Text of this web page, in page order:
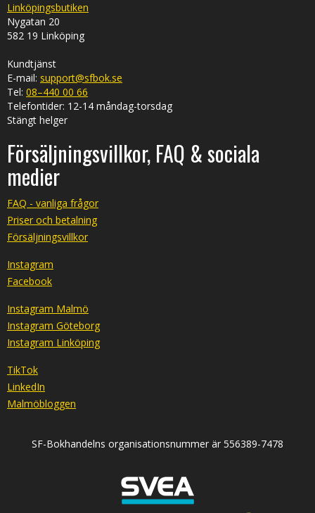
Linköpingsbutiken
Nygatan 20
582 19 Linköping
Kundtjänst
E-mail: support@sfbok.se
Tel: 08–440 00 66
Telefontider: 12-14 måndag-torsdag
Stängt helger
Försäljningsvillkor, FAQ & sociala
medier
FAQ - vanliga frågor
Priser och betalning
Försäljningsvillkor
Instagram
Facebook
Instagram Malmö
Instagram Göteborg
Instagram Linköping
TikTok
LinkedIn
Malmöbloggen
SF-Bokhandelns organisationsnummer är 556389-7478